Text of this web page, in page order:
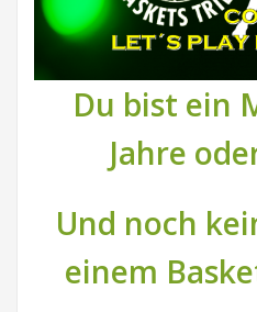
Du bist ein
Jahre
Und noch
einem